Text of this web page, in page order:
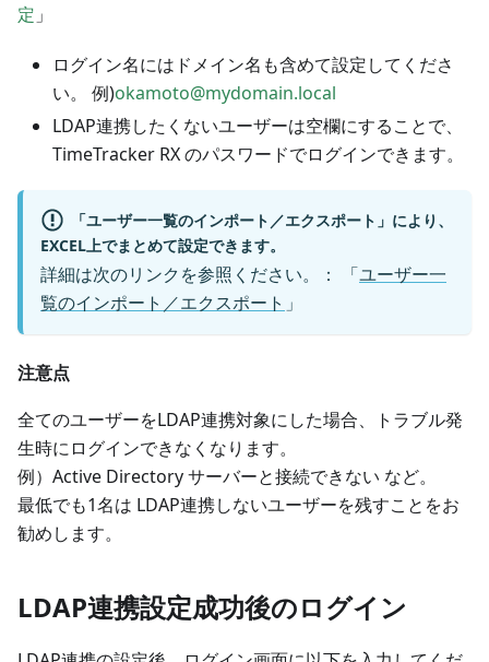
定 」
ログイン名にはドメイン名も含めて設定してくださ
い。 例)okamoto@mydomain.local
LDAP連携したくないユーザーは空欄にすることで、
TimeTracker RX のパスワードでログインできます。
「ユーザー一覧のインポート／エクスポート」により、
EXCEL上でまとめて設定できます。
詳細は次のリンクを参照ください。： 「ユーザー一
覧のインポート／エクスポート 」
注意点
全てのユーザーをLDAP連携対象にした場合、トラブル発
生時にログインできなくなります。
例）Active Directory サーバーと接続できない など。
最低でも1名は LDAP連携しないユーザーを残すことをお
勧めします。
LDAP連携設定成功後のログイン